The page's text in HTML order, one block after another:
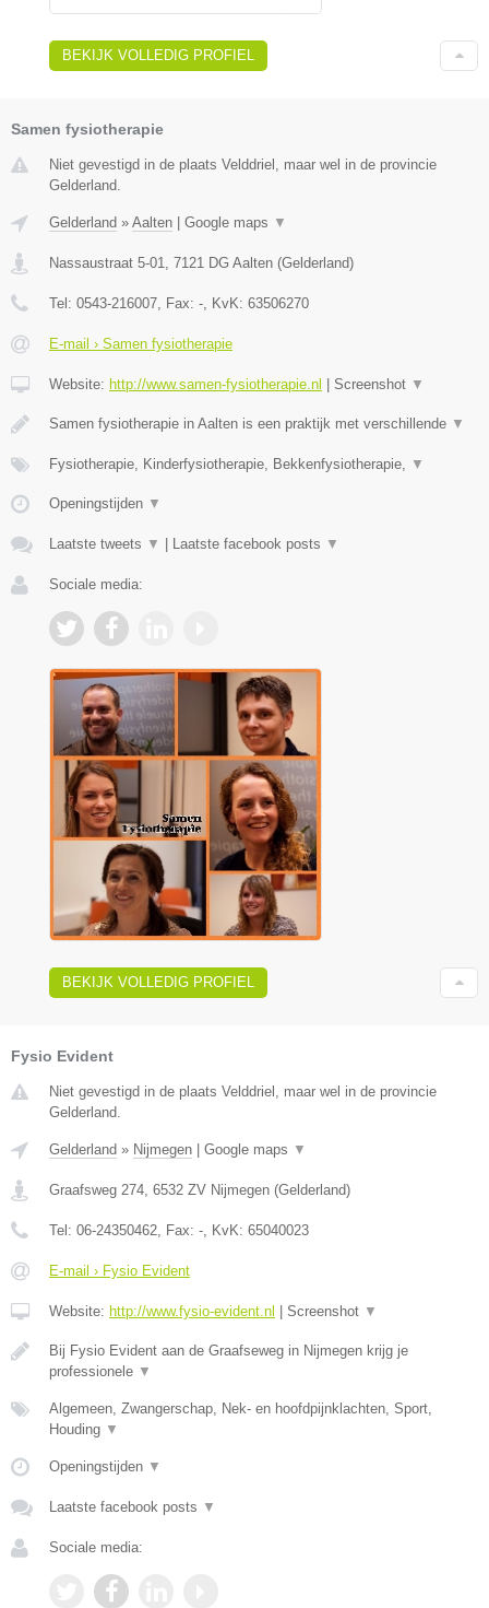
BEKIJK VOLLEDIG PROFIEL
Samen fysiotherapie
Niet gevestigd in de plaats Velddriel, maar wel in de provincie
Gelderland.
Gelderland » Aalten Google maps ▼
Nassaustraat 5-01 7121 DG Aalten (Gelderland)
Tel: 0543-216007 , Fax: - , KvK: 63506270
E-mail › Samen fysiotherapie
Website: http://www.samen-fysiotherapie.nl Screenshot ▼
Samen fysiotherapie in Aalten is een praktijk met verschillende ▼
Fysiotherapie, Kinderfysiotherapie, Bekkenfysiotherapie, ▼
Openingstijden ▼
Laatste tweets ▼ Laatste facebook posts ▼
Sociale media:
BEKIJK VOLLEDIG PROFIEL
Fysio Evident
Niet gevestigd in de plaats Velddriel, maar wel in de provincie
Gelderland.
Gelderland » Nijmegen Google maps ▼
Graafsweg 274 6532 ZV Nijmegen (Gelderland)
Tel: 06-24350462 , Fax: - , KvK: 65040023
E-mail › Fysio Evident
Website: http://www.fysio-evident.nl Screenshot ▼
Bij Fysio Evident aan de Graafseweg in Nijmegen krijg je
professionele ▼
Algemeen, Zwangerschap, Nek- en hoofdpijnklachten, Sport,
Houding ▼
Openingstijden ▼
Laatste facebook posts ▼
Sociale media: